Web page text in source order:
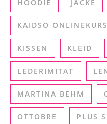
HOODIE JACKE
KAIDSO
KISSEN KLEID
LEDERIMITAT
MARTINA BEHM
OTTOBRE PLUS